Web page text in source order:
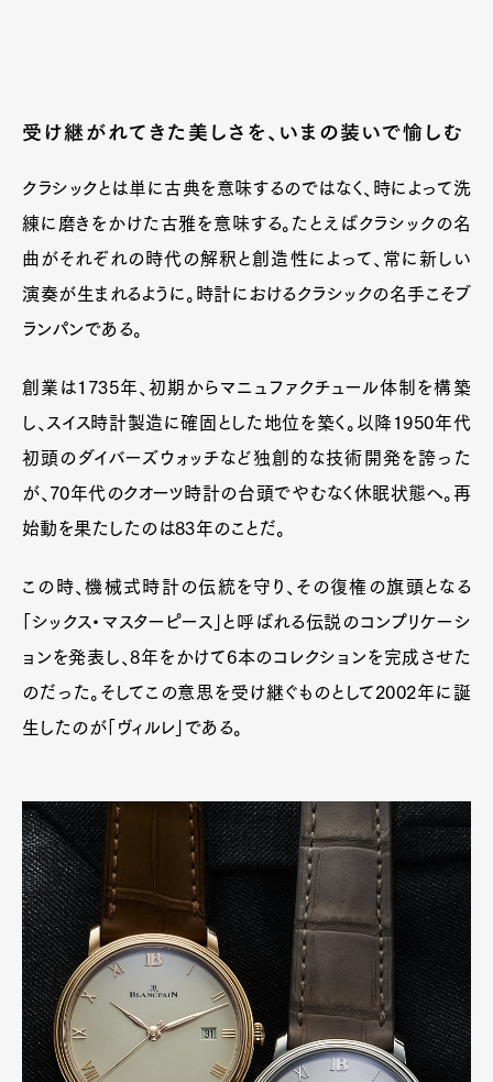
Art&DesignWatchFashion
GourmetCars
ProductCulture Lifestyle
受け継がれてきた美しさを、いまの装いで愉しむ
クラシックとは単に古典を意味するのではなく、時によって洗
練に磨きをかけた古雅を意味する。たとえばクラシックの名
曲がそれぞれの時代の解釈と創造性によって、常に新しい
演奏が生まれるように。時計におけるクラシックの名手こそブ
ランパンである。
創業は1735年、初期からマニュファクチュール体制を構築
し、スイス時計製造に確固とした地位を築く。以降1950年代
初頭のダイバーズウォッチなど独創的な技術開発を誇った
が、70年代のクオーツ時計の台頭でやむなく休眠状態へ。再
始動を果たしたのは83年のことだ。
この時、機械式時計の伝統を守り、その復権の旗頭となる
「シックス・マスターピース」と呼ばれる伝説のコンプリケーシ
ョンを発表し、8年をかけて6本のコレクションを完成させた
のだった。そしてこの意思を受け継ぐものとして2002年に誕
生したのが「ヴィルレ」である。